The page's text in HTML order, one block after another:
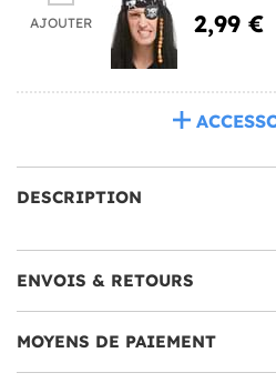
AJOUTER 2,99 €
DESCRIPTION
ENVOIS & RETOURS
MOYENS DE PAIEMENT